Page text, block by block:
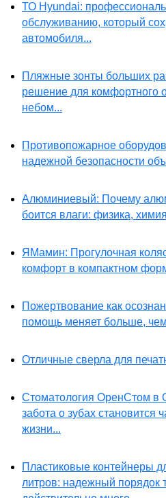
ТО Hyundai:
обслуживанию, который
автомобиля...
Пляжные зонты больших
решение для комфортного
небом...
Противопожарное
надежной безопасности
Алюминиевый: Почему
боится влаги: физика,
ЯМамин: Прогулочная
комфорт в компактном
Пожертвование как
помощь меняет больше, чем
Отличные сверла для
Стоматология ОренСтом в
забота о зубах становится
жизни...
Пластиковые контейнеры
литров: надежный порядок